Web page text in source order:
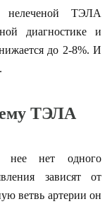
нелеченой ТЭЛА
диагностике и
до 2-8%. И
ТЭЛА
нет одного
зависят от
ветвь артерии он